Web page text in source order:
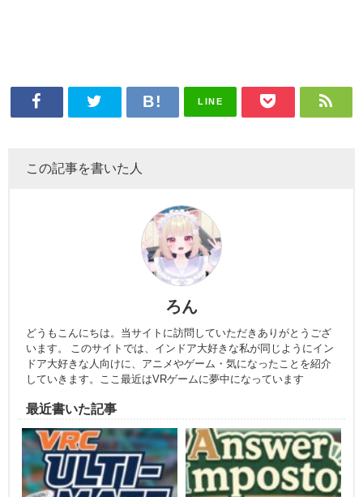
LINE
この記事を書いた人
ろん
どうもこんにちは。当サイトに訪問していただきありがとうござ
います。 このサイトでは、インドア大好きな私が同じようにイン
ドア大好きな人向けに、アニメやゲーム・気になったことを紹介
していきます。ここ最近はVRゲームに夢中になっています
最近書いた記事